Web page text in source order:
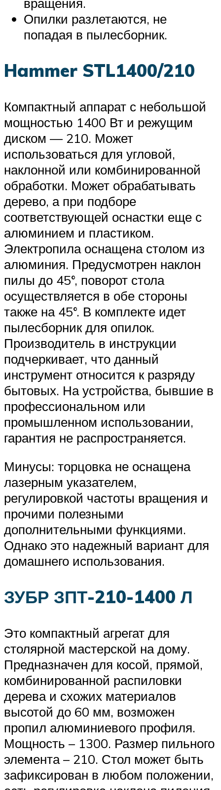
Опилки разлетаются, не
попадая в пылесборник.
Hammer STL1400/210
Компактный аппарат с небольшой
мощностью 1400 Вт и режущим
диском — 210. Может
использоваться для угловой,
наклонной или комбинированной
обработки. Может обрабатывать
дерево, а при подборе
соответствующей оснастки еще с
алюминием и пластиком.
Электропила оснащена столом из
алюминия. Предусмотрен наклон
пилы до 45°, поворот стола
осуществляется в обе стороны
также на 45°. В комплекте идет
пылесборник для опилок.
Производитель в инструкции
подчеркивает, что данный
инструмент относится к разряду
бытовых. На устройства, бывшие в
профессиональном или
промышленном использовании,
гарантия не распространяется.
Минусы: торцовка не оснащена
лазерным указателем,
регулировкой частоты вращения и
прочими полезными
дополнительными функциями.
Однако это надежный вариант для
домашнего использования.
ЗУБР ЗПТ-210-1400 Л
Это компактный агрегат для
столярной мастерской на дому.
Предназначен для косой, прямой,
комбинированной распиловки
дерева и схожих материалов
высотой до 60 мм, возможен
пропил алюминиевого профиля.
Мощность – 1300. Размер пильного
элемента – 210. Стол может быть
зафиксирован в любом положении,